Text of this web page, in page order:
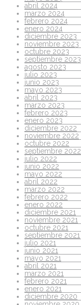
abril 2024
marzo 2024
febrero 2024
enero 2024
diciembre 2023
noviembre 2023
octubre 2023
septiembre 2023
agosto 2023
julio 2023
junio 2023
mayo 2023
abril 2023
marzo 2023
febrero 2023
enero 2023
diciembre 2022
noviembre 2022
octubre 2022
septiembre 2022
julio 2022
junio 2022
mayo 2022
abril 2022
marzo 2022
febrero 2022
enero 2022
diciembre 2021
noviembre 2021
octubre 2021
septiembre 2021
julio 2021
junio 2021
mayo 2021
abril 2021
marzo 2021
febrero 2021
enero 2021
diciembre 2020